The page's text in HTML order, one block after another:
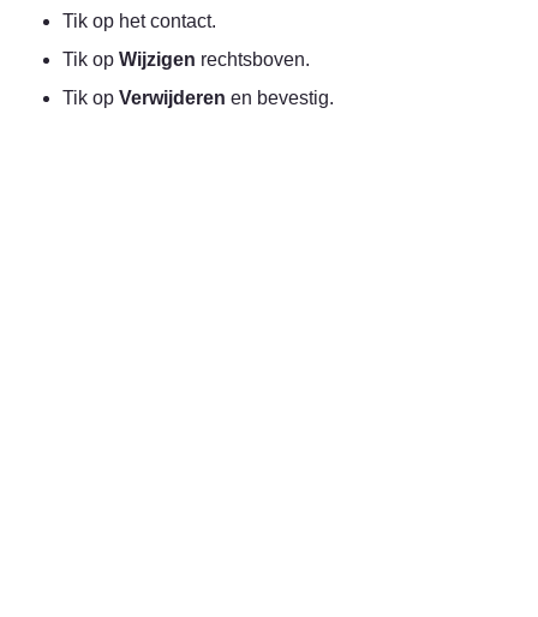
Tik op het contact.
Tik op Wijzigen rechtsboven.
Tik op Verwijderen en bevestig.